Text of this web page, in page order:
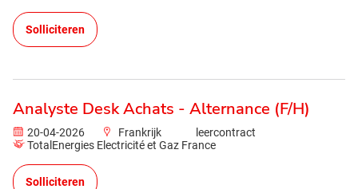
Solliciteren
Analyste Desk Achats - Alternance (F/H)
20-04-2026 Frankrijk
leercontract
TotalEnergies Electricité et Gaz France
Solliciteren